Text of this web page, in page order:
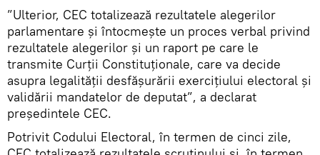
”Ulterior, CEC totalizează rezultatele alegerilor
parlamentare și întocmește un proces verbal privind
rezultatele alegerilor și un raport pe care le
transmite Curții Constituționale, care va decide
asupra legalității desfășurării exercițiului electoral și
validării mandatelor de deputat”, a declarat
președintele CEC.
Potrivit Codului Electoral, în termen de cinci zile,